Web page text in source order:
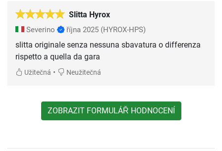
Slitta Hyrox
Severino října 2025 (HYROX-HPS)
slitta originale senza nessuna sbavatura o differenza
rispetto a quella da gara
Užitečná • Neužitečná
ZOBRAZIT FORMULÁŘ HODNOCENÍ